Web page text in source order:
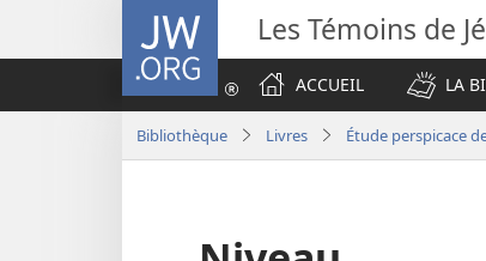
JW.ORG Les Témoins de
ACCUEIL
LA
Bibliothèque Livres Étude perspicace